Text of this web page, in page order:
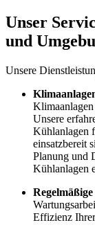
Unser
und
Unsere
Unsere
Kühlanlagen
einsatzbereit
Planung und
Kühlanlagen
Effizienz